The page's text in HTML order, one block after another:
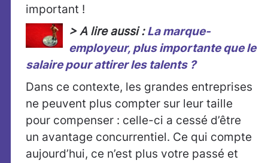
important !
> A lire aussi : La marque-
employeur, plus importante que le
salaire pour attirer les talents ?
Dans ce contexte, les grandes entreprises
ne peuvent plus compter sur leur taille
pour compenser : celle-ci a cessé d’être
un avantage concurrentiel. Ce qui compte
aujourd’hui, ce n’est plus votre passé et